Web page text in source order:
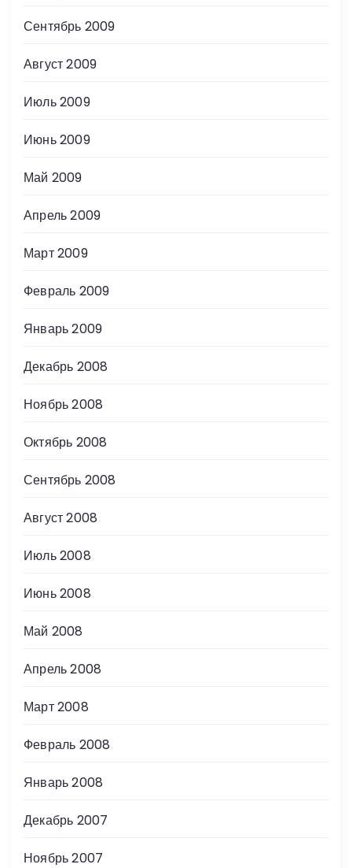
Сентябрь 2009
Август 2009
Июль 2009
Июнь 2009
Май 2009
Апрель 2009
Март 2009
Февраль 2009
Январь 2009
Декабрь 2008
Ноябрь 2008
Октябрь 2008
Сентябрь 2008
Август 2008
Июль 2008
Июнь 2008
Май 2008
Апрель 2008
Март 2008
Февраль 2008
Январь 2008
Декабрь 2007
Ноябрь 2007